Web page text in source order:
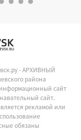
- АРХИВНЫЙ
района
сайт
сайт.
рекламой или
обязаны